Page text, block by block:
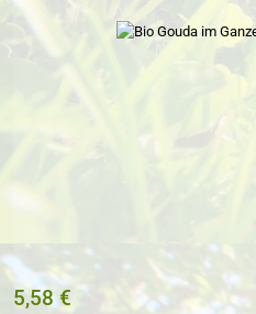
Bildergalerie überspringen
5,58 €